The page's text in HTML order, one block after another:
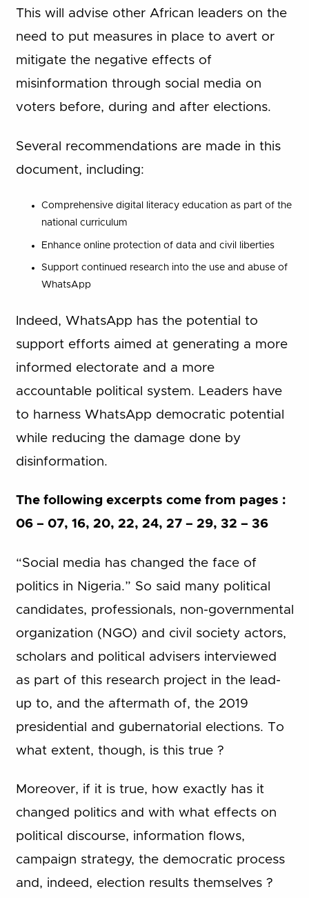
This will advise other African leaders on the
need to put measures in place to avert or
mitigate the negative effects of
misinformation through social media on
voters before, during and after elections.
Several recommendations are made in this
document, including:
Comprehensive digital literacy education as part of the
national curriculum
Enhance online protection of data and civil liberties
Support continued research into the use and abuse of
WhatsApp
Indeed, WhatsApp has the potential to
support efforts aimed at generating a more
informed electorate and a more
accountable political system. Leaders have
to harness WhatsApp democratic potential
while reducing the damage done by
disinformation.
The following excerpts come from pages :
06 – 07, 16, 20, 22, 24, 27 – 29, 32 – 36
“Social media has changed the face of
politics in Nigeria.” So said many political
candidates, professionals, non-governmental
organization (NGO) and civil society actors,
scholars and political advisers interviewed
as part of this research project in the lead-
up to, and the aftermath of, the 2019
presidential and gubernatorial elections. To
what extent, though, is this true ?
Moreover, if it is true, how exactly has it
changed politics and with what effects on
political discourse, information flows,
campaign strategy, the democratic process
and, indeed, election results themselves ?